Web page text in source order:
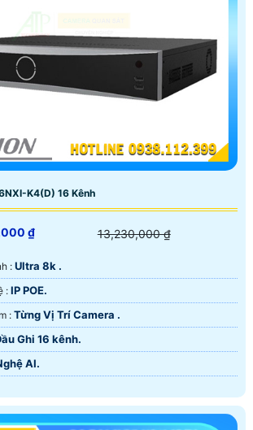
K4(D) 16 Kênh
₫ 13,230,000 ₫
: Ultra 8k .
🕉️ Camera Công nghệ : IP POE.
🌔 Xem Được Ban Đêm : Từng Vị Trí Camera .
Ghi 16 kênh.
AI.